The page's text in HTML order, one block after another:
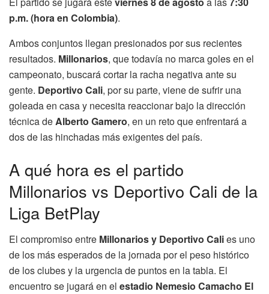
p.m. (hora en Colombia).
Ambos conjuntos llegan presionados por sus recientes
resultados. Millonarios, que todavía no marca goles en el
campeonato, buscará cortar la racha negativa ante su
gente. Deportivo Cali, por su parte, viene de sufrir una
goleada en casa y necesita reaccionar bajo la dirección
técnica deAlberto Gamero, en un reto que enfrentará a
dos de las hinchadas más exigentes del país.
A qué hora es el partido
Millonarios vs Deportivo Cali de la
Liga BetPlay
El compromiso entre Millonarios y Deportivo Calies uno
de los más esperados de la jornada por el peso histórico
de los clubes y la urgencia de puntos en la tabla. El
encuentro se jugará en el estadio Nemesio Camacho El